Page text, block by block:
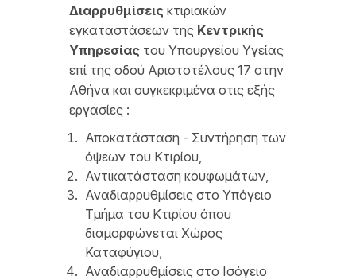
Διαρρυθμίσεις κτιριακών
εγκαταστάσεων της Κεντρικής
Υπηρεσίας του Υπουργείου Υγείας
επί της οδού Αριστοτέλους 17 στην
Αθήνα και συγκεκριμένα στις εξής
εργασίες :
Αποκατάσταση - Συντήρηση των
όψεων του Κτιρίου,
Αντικατάσταση κουφωμάτων,
Αναδιαρρυθμίσεις στο Υπόγειο
Τμήμα του Κτιρίου όπου
διαμορφώνεται Χώρος
Καταφύγιου,
Αναδιαρρυθμίσεις στο Ισόγειο